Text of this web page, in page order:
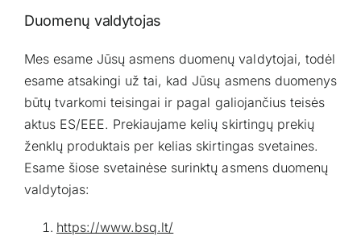
Duomenų valdytojas
Mes esame Jūsų asmens duomenų valdytojai, todėl
esame atsakingi už tai, kad Jūsų asmens duomenys
būtų tvarkomi teisingai ir pagal galiojančius teisės
aktus ES/EEE. Prekiaujame kelių skirtingų prekių
ženklų produktais per kelias skirtingas svetaines.
Esame šiose svetainėse surinktų asmens duomenų
valdytojas:
https://www.bsq.lt/